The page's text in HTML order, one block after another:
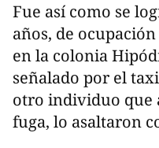
Fue así como se
años, de
en la colonia
señalado por el
otro individuo que
fuga, lo asaltaron